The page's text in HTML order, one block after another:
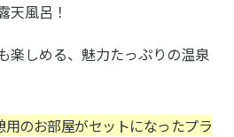
天風呂！
楽しめる、魅力たっぷりの温泉
のお部屋がセットになったプラ